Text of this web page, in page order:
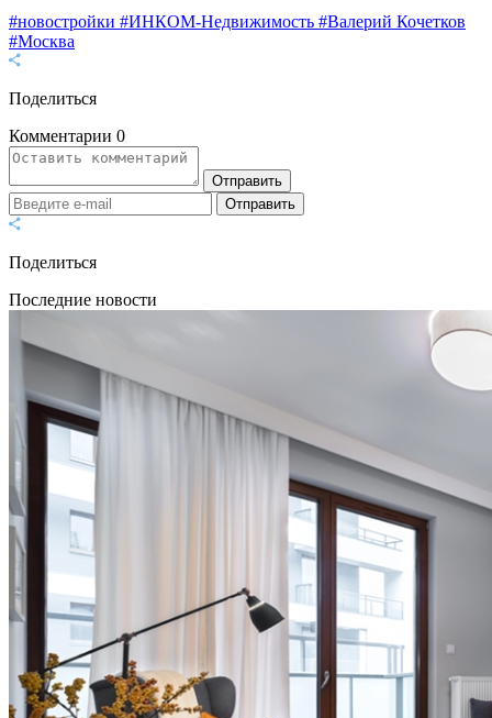
#новостройки #ИНКОМ-Недвижимость #Валерий Кочетков
#Москва
Поделиться
Комментарии 0
Отправить
Отправить
Поделиться
Последние новости